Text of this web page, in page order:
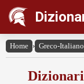
Home › Greco-Italiano